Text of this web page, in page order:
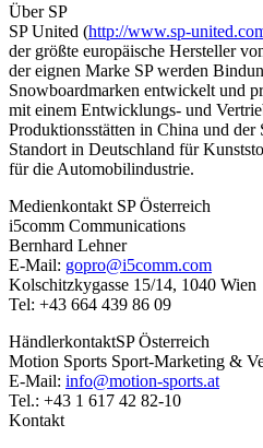
Über SP
SP United (http://www.sp-
der größte europäische Hersteller
der eignen Marke SP werden
Snowboardmarken entwickelt und
mit einem Entwicklungs- und
Produktionsstätten in China und
Standort in Deutschland für
für die Automobilindustrie.
Medienkontakt SP Österreich
i5comm Communications
Bernhard Lehner
E-Mail: gopro@i5comm.com
Kolschitzkygasse 15/14, 1040 Wien
Tel: +43 664 439 86 09
HändlerkontaktSP Österreich
Motion Sports Sport-Marketing &
E-Mail: info@motion-sports.at
Tel.: +43 1 617 42 82-10
Kontakt